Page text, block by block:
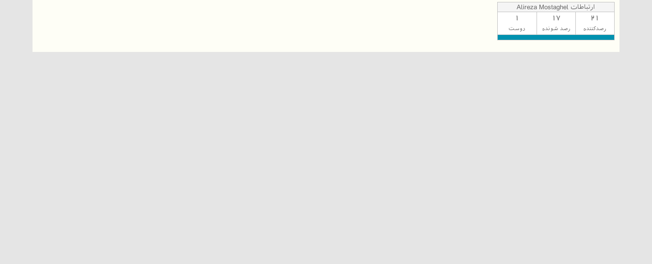
ارتباطات Alireza Mostaghel
21
رصدکننده
17
رصد شونده
1
دوست